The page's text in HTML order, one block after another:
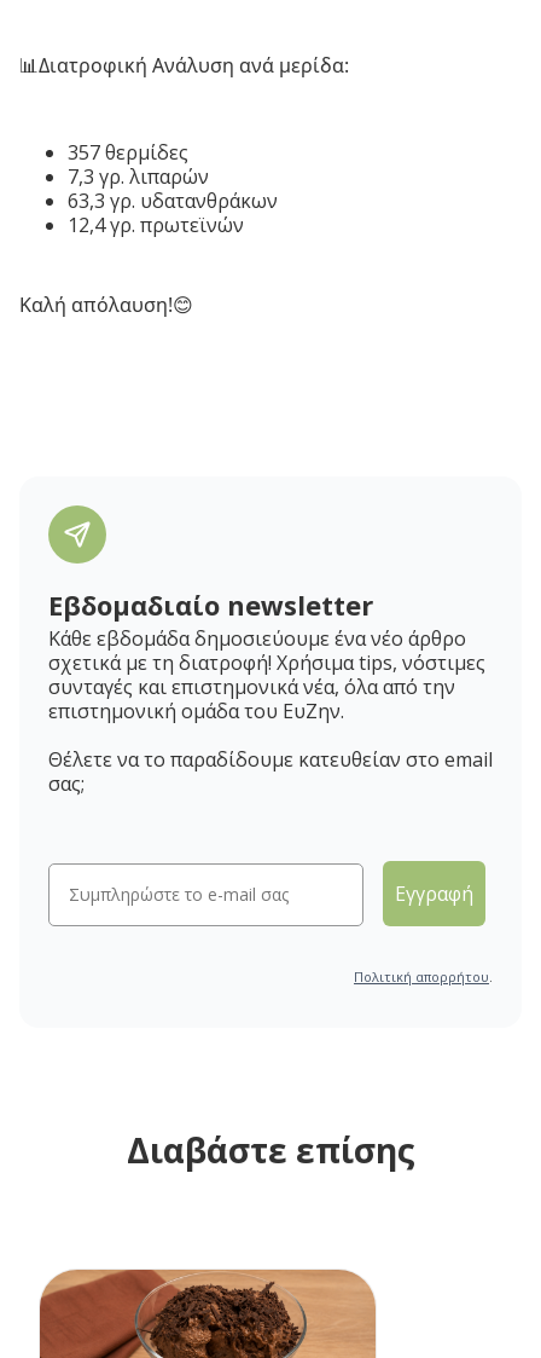
📊Διατροφική Ανάλυση ανά μερίδα:
357 θερμίδες
7,3 γρ. λιπαρών
63,3 γρ. υδατανθράκων
12,4 γρ. πρωτεϊνών
Καλή απόλαυση!😊
Εβδομαδιαίο newsletter
Κάθε εβδομάδα δημοσιεύουμε ένα νέο άρθρο
σχετικά με τη διατροφή! Χρήσιμα tips, νόστιμες
συνταγές και επιστημονικά νέα, όλα από την
επιστημονική ομάδα του ΕυΖην.
Θέλετε να το παραδίδουμε κατευθείαν στο email
σας;
Εγγραφή
Πολιτική απορρήτου.
Διαβάστε επίσης